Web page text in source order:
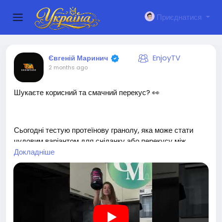
Приєднатися
Євгеній Маринич EnjoyTV
2 months ago
Шукаєте корисний та смачний перекус? 👀
Сьогодні тестую протеїнову гранолу, яка може стати
чудовим варіантом для сніданку або перекусу між
справами 💪
✅ Високий вміст білка
✅ Тривале відчуття ситості
Докладніше